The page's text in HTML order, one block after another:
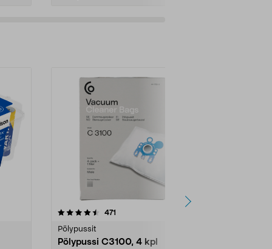
471
Pölypussit
Pölypussi C3100, 4 kpl
4.5viidestä